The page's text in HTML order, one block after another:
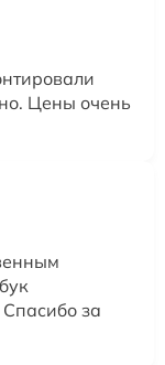
Цены очень
Спасибо за